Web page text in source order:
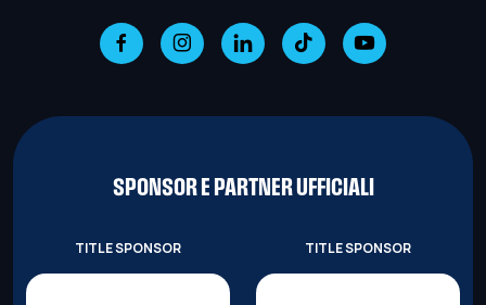
SPONSOR E PARTNER UFFICIALI
TITLE SPONSOR TITLE SPONSOR